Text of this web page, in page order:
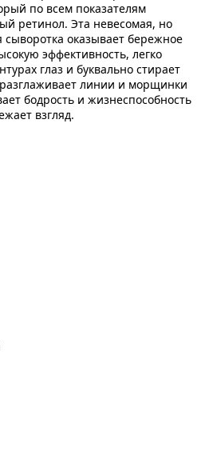
по всем показателям
ретинол. Эта невесомая, но
сыворотка оказывает бережное
эффективность, легко
глаз и буквально стирает
линии и морщинки
бодрость и жизнеспособность
взгляд.